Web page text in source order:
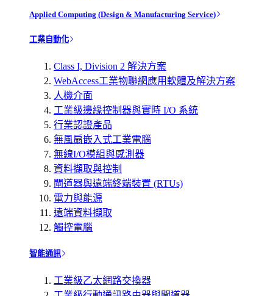
Applied Computing (Design & Manufacturing Service)
工業自動化
Class I, Division 2 解決方案
WebAccess工業物聯網應用軟體及解決方案
人機介面
工業級邊緣控制器與實時 I/O 系統
行業認證產品
無風扇嵌入式工業電腦
無線I/O模組與感測器
資料擷取與控制
閘道器與遠端終端裝置 (RTUs)
電力與能源
遠端資料擷取
觸控電腦
智能通訊
工業級乙太網路交換器